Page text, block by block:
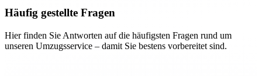
Häufig gestellte Fragen
Hier finden Sie Antworten auf die häufigsten Fragen rund um
unseren Umzugsservice – damit Sie bestens vorbereitet sind.